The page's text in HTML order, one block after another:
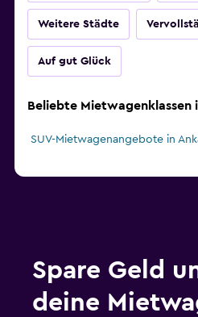
Weitere Städte
Auf gut Glück
Beliebte Mietwagenklassen
SUV-Mietwagenangebote in
Spare Geld
deine